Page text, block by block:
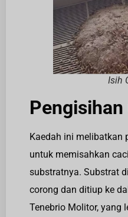
Isih
Pengisihan
Kaedah ini melibatkan
untuk memisahkan
substratnya. Substrat
corong dan ditiup ke
Tenebrio Molitor, yang